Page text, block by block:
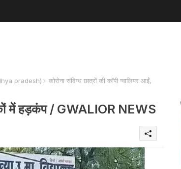
pradesh)
कोरोना संदिग्ध छात्रों की कॉपी ग्वालियर आईं,
में हड़कंप / GWALIOR NEWS